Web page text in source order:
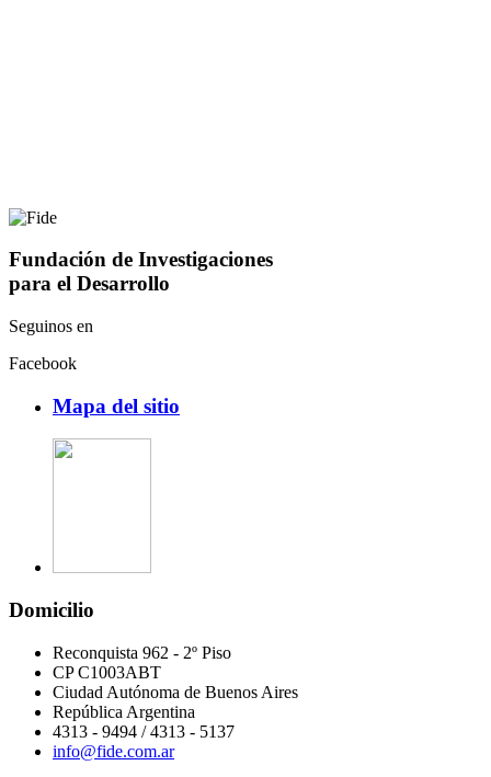
Fundación de Investigaciones
para el Desarrollo
Seguinos en
Facebook
Mapa del sitio
Domicilio
Reconquista 962 - 2º Piso
CP C1003ABT
Ciudad Autónoma de Buenos Aires
República Argentina
4313 - 9494 / 4313 - 5137
info@fide.com.ar